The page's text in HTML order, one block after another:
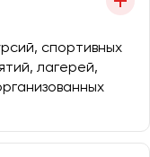
спортивных
лагерей,